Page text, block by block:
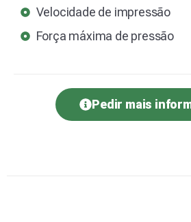
Velocidade de impressão
Força máxima de pressão
Pedir mais